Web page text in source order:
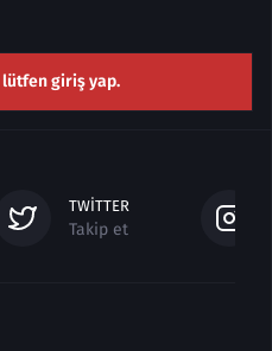
giriş yap.
TWITTER
Takip et